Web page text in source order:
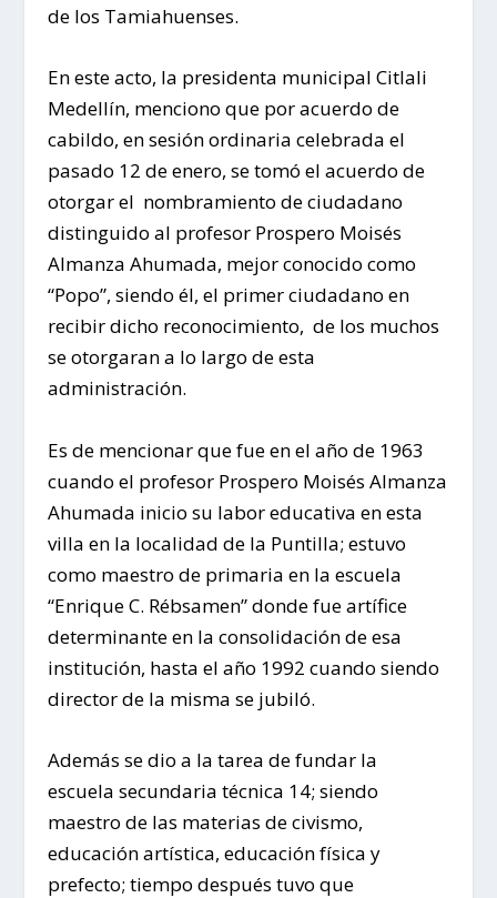
de los Tamiahuenses.
En este acto, la presidenta municipal Citlali
Medellín, menciono que por acuerdo de
cabildo, en sesión ordinaria celebrada el
pasado 12 de enero, se tomó el acuerdo de
otorgar el nombramiento de ciudadano
distinguido al profesor Prospero Moisés
Almanza Ahumada, mejor conocido como
“Popo”, siendo él, el primer ciudadano en
recibir dicho reconocimiento, de los muchos
se otorgaran a lo largo de esta
administración.
Es de mencionar que fue en el año de 1963
cuando el profesor Prospero Moisés Almanza
Ahumada inicio su labor educativa en esta
villa en la localidad de la Puntilla; estuvo
como maestro de primaria en la escuela
“Enrique C. Rébsamen” donde fue artífice
determinante en la consolidación de esa
institución, hasta el año 1992 cuando siendo
director de la misma se jubiló.
Además se dio a la tarea de fundar la
escuela secundaria técnica 14; siendo
maestro de las materias de civismo,
educación artística, educación física y
prefecto; tiempo después tuvo que